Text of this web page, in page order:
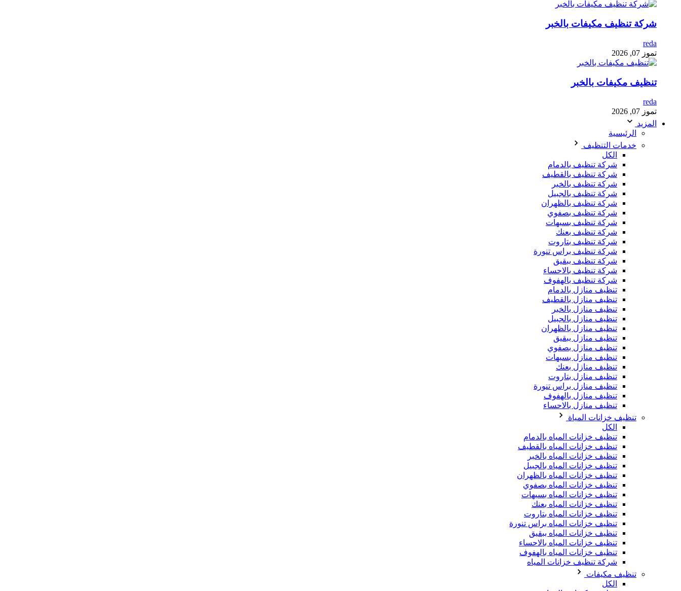
شركة تنظيف مكيفات بالخبر
reda
تموز 07, 2026
تنظيف مكيفات بالخبر
reda
تموز 07, 2026
المزيد
الرئيسية
خدمات التنظيف
الكل
شركة تنظيف بالدمام
شركة تنظيف بالقطيف
شركة تنظيف بالخبر
شركة تنظيف بالجبيل
شركة تنظيف بالظهران
شركة تنظيف بصفوي
شركة تنظيف بسيهات
شركة تنظيف بعنك
شركة تنظيف بتاروت
شركة تنظيف براس تنورة
شركة تنظيف ببقيق
شركة تنظيف بالاحساء
شركة تنظيف بالهفوف
تنظيف منازل بالدمام
تنظيف منازل بالقطيف
تنظيف منازل بالخبر
تنظيف منازل بالجبيل
تنظيف منازل بالظهران
تنظيف منازل ببقيق
تنظيف منازل بصفوي
تنظيف منازل بسيهات
تنظيف منازل بعنك
تنظيف منازل بتاروت
تنظيف منازل براس تنورة
تنظيف منازل بالهفوف
تنظيف منازل بالاحساء
تنظيف خزانات المياة
الكل
تنظيف خزانات المياه بالدمام
تنظيف خزانات المياه بالقطيف
تنظيف خزانات المياه بالخبر
تنظيف خزانات المياه بالجبيل
تنظيف خزانات المياه بالظهران
تنظيف خزانات المياه بصفوي
تنظيف خزانات المياه بسيهات
تنظيف خزانات المياه بعنك
تنظيف خزانات المياه بتاروت
تنظيف خزانات المياه براس تنورة
تنظيف خزانات المياه ببقيق
تنظيف خزانات المياه بالاحساء
تنظيف خزانات المياه بالهفوف
شركة تنظيف خزانات المياه
تنظيف مكيفات
الكل